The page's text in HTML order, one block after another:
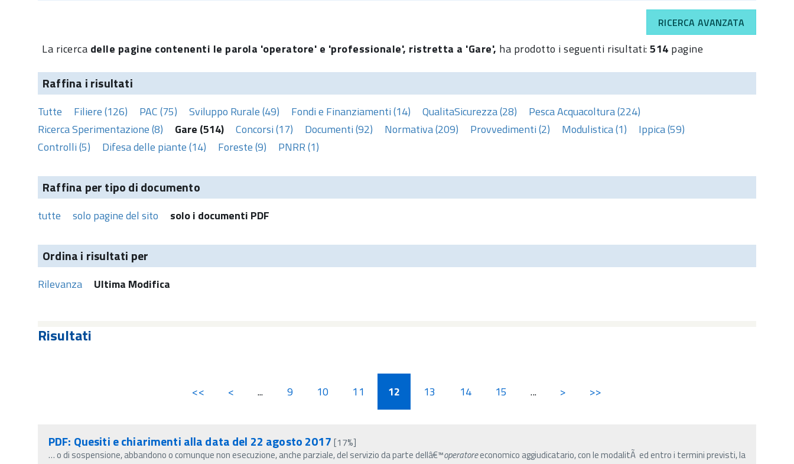
RICERCA AVANZATA
La ricerca delle pagine contenenti le parola 'operatore' e 'professionale', ristretta a 'Gare', ha prodotto i seguenti risultati:514 pagine
Raffina i risultati
Tutte Filiere (126) PAC (75) Sviluppo Rurale (49) Fondi e Finanziamenti (14) QualitaSicurezza (28)
Pesca Acquacoltura (224)
Ricerca Sperimentazione (8)
Gare (514) Concorsi (17) Documenti (92) Normativa (209) Provvedimenti (2) Modulistica (1)
Ippica (59)
Controlli (5)
Difesa delle piante (14) Foreste (9) PNRR (1)
Raffina per tipo di documento
tutte solo pagine del sito solo i documenti PDF
Ordina i risultati per
Rilevanza Ultima Modifica
Risultati
<< < ... 9 10 11 12 13 14 15 ... > >>
PDF: Quesiti e chiarimenti alla data del 22 agosto 2017 [17%]
… o di sospensione, abbandono o comunque non esecuzione, anche parziale, del servizio da parte dellâ€™operatoreeconomico aggiudicatario, con le modalitÃ ed entro i termini previsti, la